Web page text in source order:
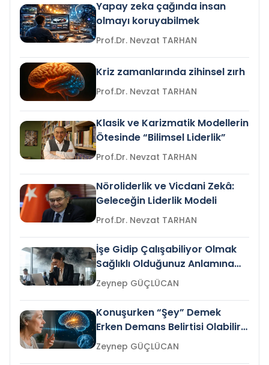
Yapay zeka çağında insan
olmayı koruyabilmek
Prof.Dr. Nevzat TARHAN
Kriz zamanlarında zihinsel zırh
Prof.Dr. Nevzat TARHAN
Klasik ve Karizmatik Modellerin
Ötesinde “Bilimsel Liderlik”
Prof.Dr. Nevzat TARHAN
Nöroliderlik ve Vicdani Zekâ:
Geleceğin Liderlik Modeli
Prof.Dr. Nevzat TARHAN
İşe Gidip Çalışabiliyor Olmak
Sağlıklı Olduğunuz Anlamına
Gelir mi?Zeynep GÜÇLÜCAN
Konuşurken “Şey” Demek
Erken Demans Belirtisi Olabilir
mi?
Zeynep GÜÇLÜCAN